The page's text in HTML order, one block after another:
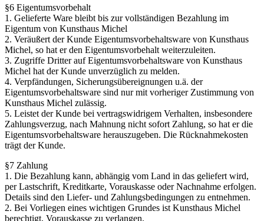
§6 Eigentumsvorbehalt
1. Gelieferte Ware bleibt bis zur vollständigen Bezahlung im
Eigentum von Kunsthaus Michel
2. Veräußert der Kunde Eigentumsvorbehaltsware von Kunsthaus
Michel, so hat er den Eigentumsvorbehalt weiterzuleiten.
3. Zugriffe Dritter auf Eigentumsvorbehaltsware von Kunsthaus
Michel hat der Kunde unverzüglich zu melden.
4. Verpfändungen, Sicherungsübereignungen u.ä. der
Eigentumsvorbehaltsware sind nur mit vorheriger Zustimmung von
Kunsthaus Michel zulässig.
5. Leistet der Kunde bei vertragswidrigem Verhalten, insbesondere
Zahlungsverzug, nach Mahnung nicht sofort Zahlung, so hat er die
Eigentumsvorbehaltsware herauszugeben. Die Rücknahmekosten
trägt der Kunde.
§7 Zahlung
1. Die Bezahlung kann, abhängig vom Land in das geliefert wird,
per Lastschrift, Kreditkarte, Vorauskasse oder Nachnahme erfolgen.
Details sind den Liefer- und Zahlungsbedingungen zu entnehmen.
2. Bei Vorliegen eines wichtigen Grundes ist Kunsthaus Michel
berechtigt, Vorauskasse zu verlangen.